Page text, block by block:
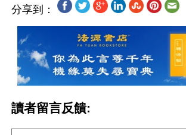
分享到：
讀者留言反饋: